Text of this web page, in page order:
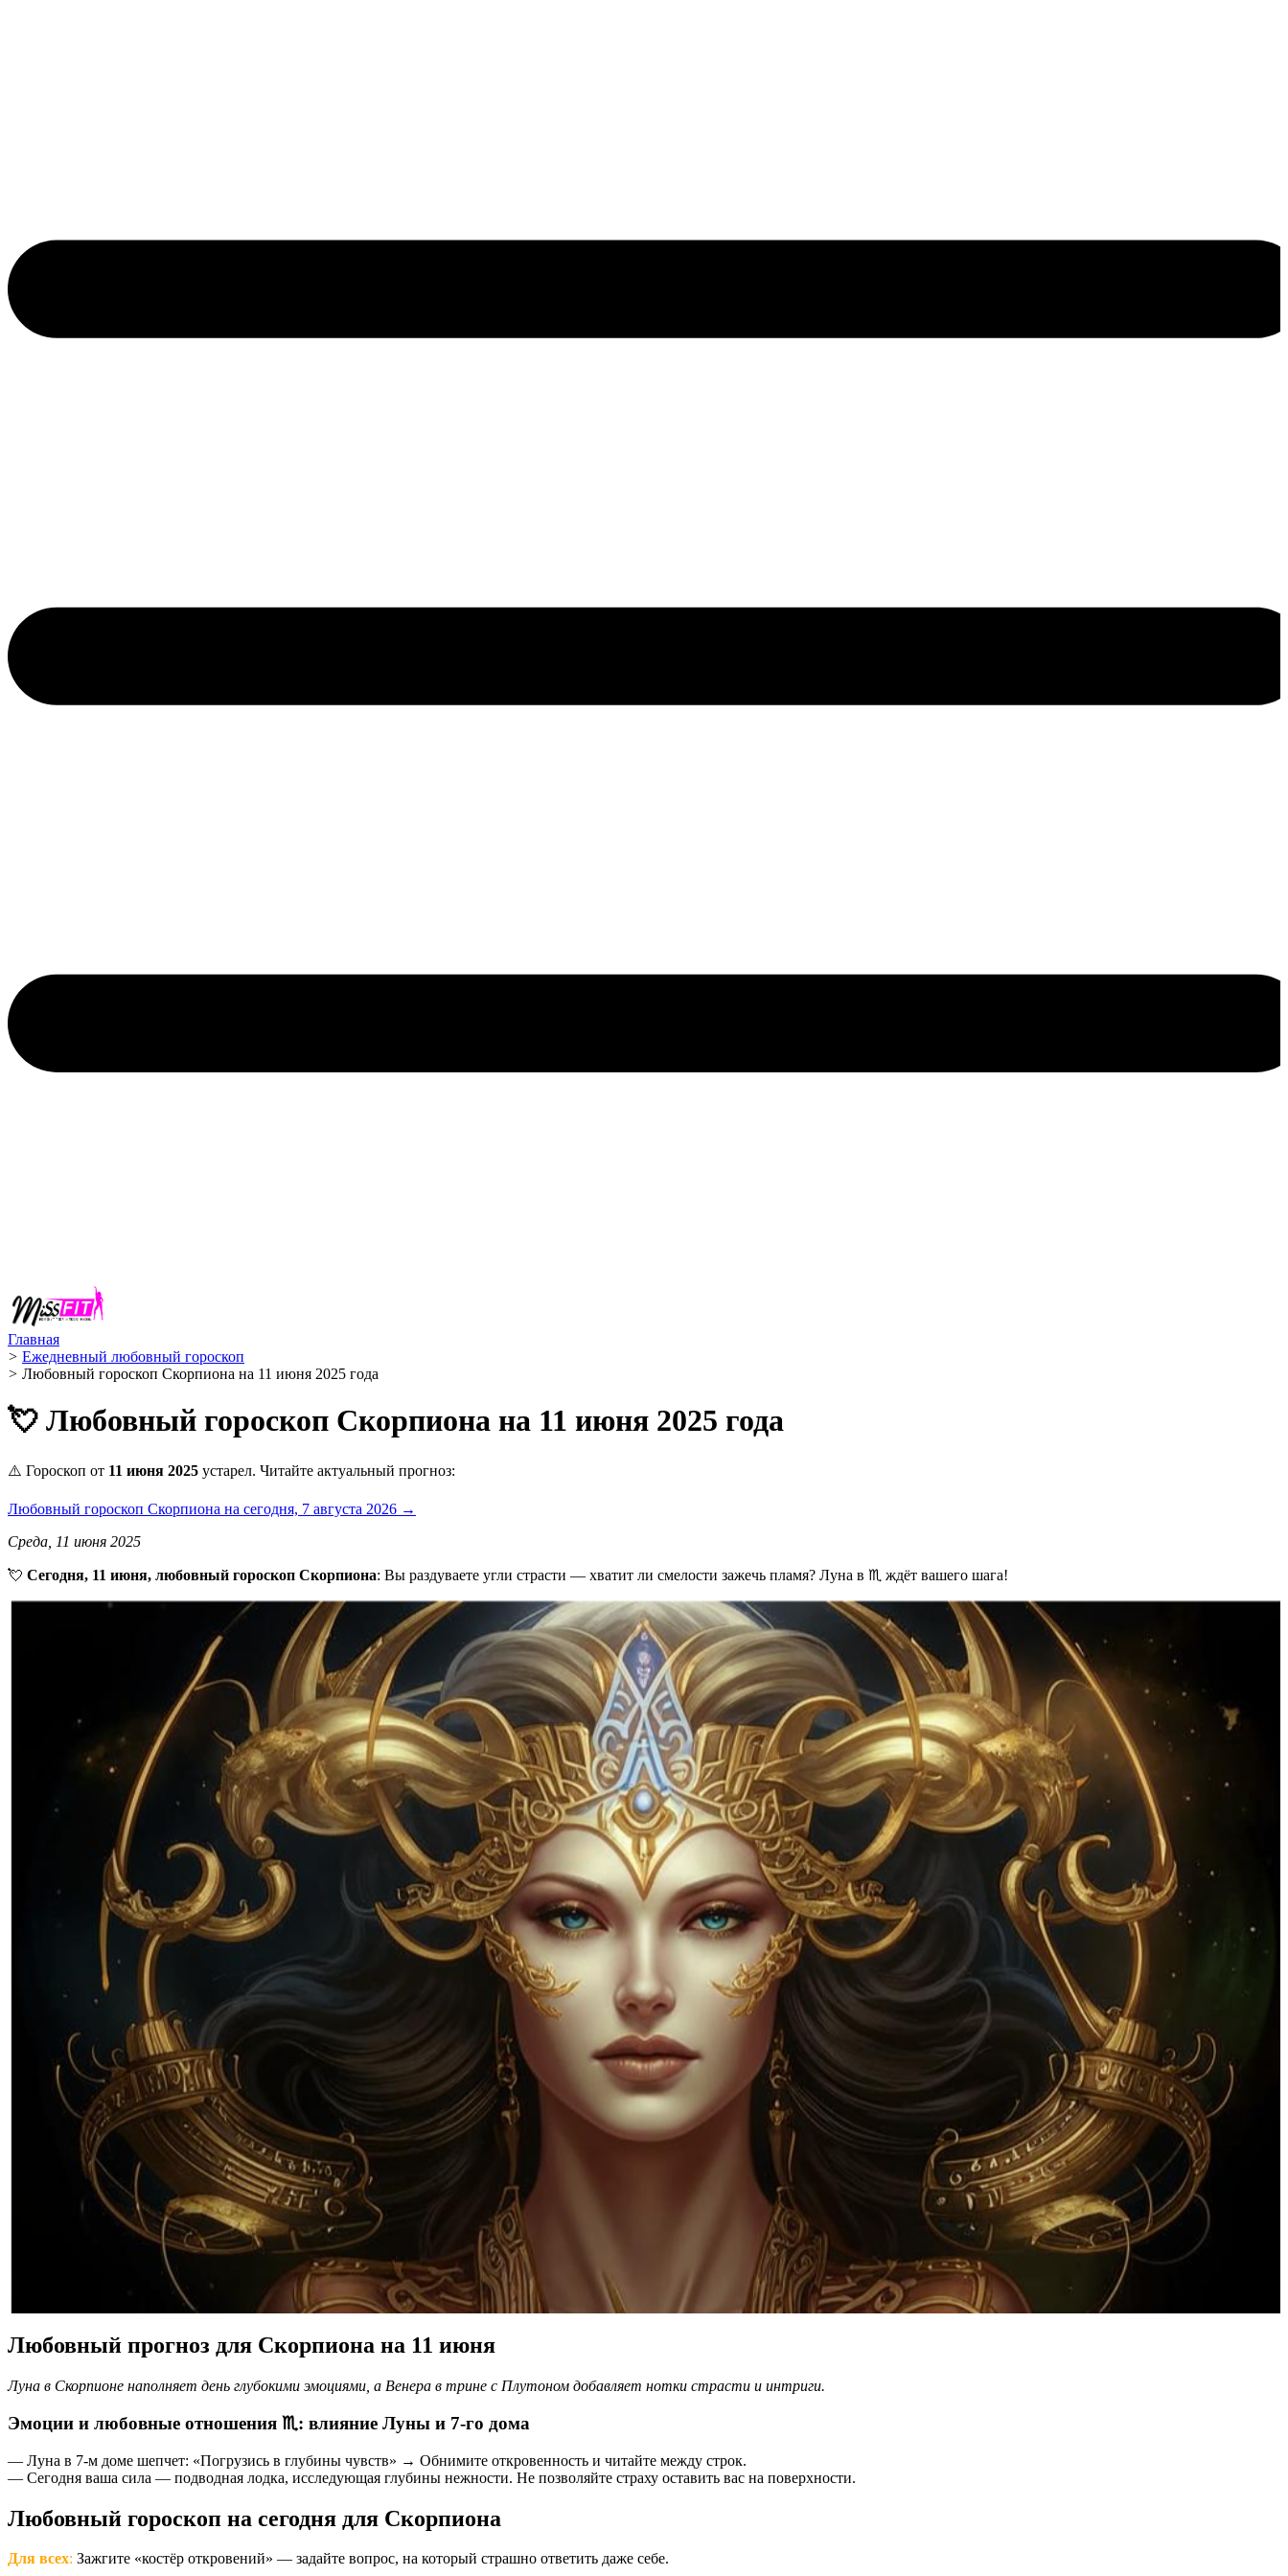
Главная
> Ежедневный любовный гороскоп
> Любовный гороскоп Скорпиона на 11 июня 2025 года
💘 Любовный гороскоп Скорпиона на 11 июня 2025 года
⚠️ Гороскоп от 11 июня 2025 устарел. Читайте актуальный прогноз:
Любовный гороскоп Скорпиона на сегодня, 7 августа 2026 →
Среда, 11 июня 2025
💘 Сегодня, 11 июня, любовный гороскоп Скорпиона: Вы раздуваете угли страсти — хватит ли смелости зажечь пламя? Луна в ♏️ ждёт вашего шага!
Любовный прогноз для Скорпиона на 11 июня
Луна в Скорпионе наполняет день глубокими эмоциями, а Венера в трине с Плутоном добавляет нотки страсти и интриги.
Эмоции и любовные отношения ♏️: влияние Луны и 7-го дома
— Луна в 7-м доме шепчет: «Погрузись в глубины чувств» → Обнимите откровенность и читайте между строк.
— Сегодня ваша сила — подводная лодка, исследующая глубины нежности. Не позволяйте страху оставить вас на поверхности.
Любовный гороскоп на сегодня для Скорпиона
Для всех: Зажгите «костёр откровений» — задайте вопрос, на который страшно ответить даже себе.